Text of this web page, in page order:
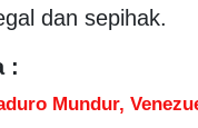
dan sepihak.
:
Mundur,